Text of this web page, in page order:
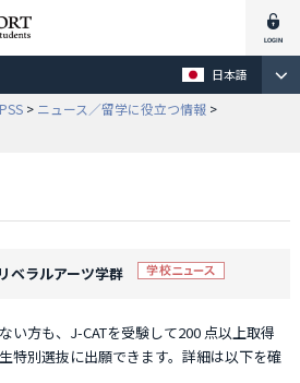
日本語
> ニュース／留学に役立つ情報 >
ベラルアーツ学群
い方も、J-CATを受験して200 点以上取得
特別選抜に出願できます。詳細は以下を確